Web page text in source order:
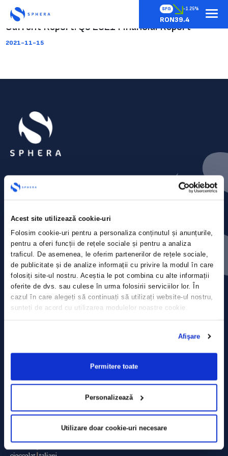
Acest site utilizează cookie-uri
Folosim cookie-uri pentru a personaliza conținutul și anunțurile,
pentru a oferi funcții de rețele sociale și pentru a analiza
traficul. De asemenea, le oferim partenerilor de rețele sociale,
de publicitate și de analize informații cu privire la modul în care
folosiți site-ul nostru. Aceștia le pot combina cu alte informații
oferite de dvs. sau culese în urma folosirii serviciilor lor. În
cazul în care alegeți să continuați să utilizați website-ul nostru,
sunteți de acord cu utilizarea modulelor noastre cookie.
Afişare
Permitere toate
Personalizează
Utilizare doar cookie-uri necesare
SFG -1.25%
RON39.4
Current Report: Q3 2021 Financial Report
2021-11-15
Press releases
Privacy Policy
Contact
Data Processing policy